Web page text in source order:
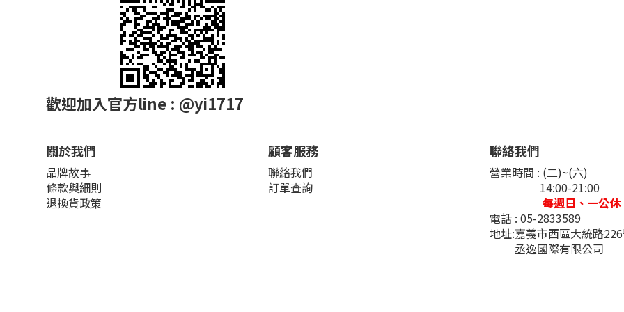
歡迎加入官方line : @yi1717
關於我們
品牌故事
條款與細則
退換貨政策
顧客服務
聯絡我們
訂單查詢
聯絡我們
營業時間 : (二)~(六)
14:00-21:00
每週日、一公休
電話 : 05-2833589
地址:嘉義市西區大統路
丞逸國際有限公司